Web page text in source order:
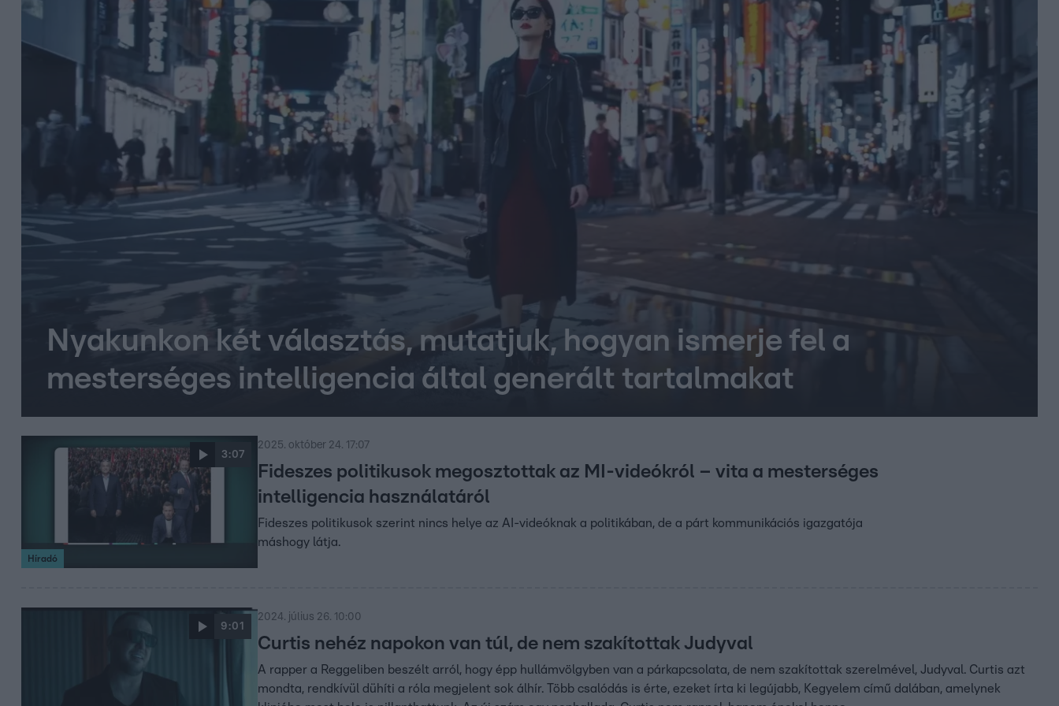
Nyakunkon két választás, mutatjuk, hogyan ismerje fel a
mesterséges intelligencia által generált tartalmakat
3:07
Híradó
2025. október 24. 17:07
Fideszes politikusok megosztottak az MI-videókról – vita a mesterséges
intelligencia használatáról
Fideszes politikusok szerint nincs helye az AI-videóknak a politikában, de a párt kommunikációs igazgatója
máshogy látja.
9:01
2024. július 26. 10:00
Curtis nehéz napokon van túl, de nem szakítottak Judyval
A rapper a Reggeliben beszélt arról, hogy épp hullámvölgyben van a párkapcsolata, de nem szakítottak szerelmével, Judyval. Curtis azt
mondta, rendkívül dühíti a róla megjelent sok álhír. Több csalódás is érte, ezeket írta ki legújabb, Kegyelem című dalában, amelynek